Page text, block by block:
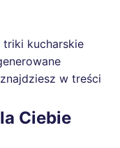
kucharskie
w treści
Ciebie